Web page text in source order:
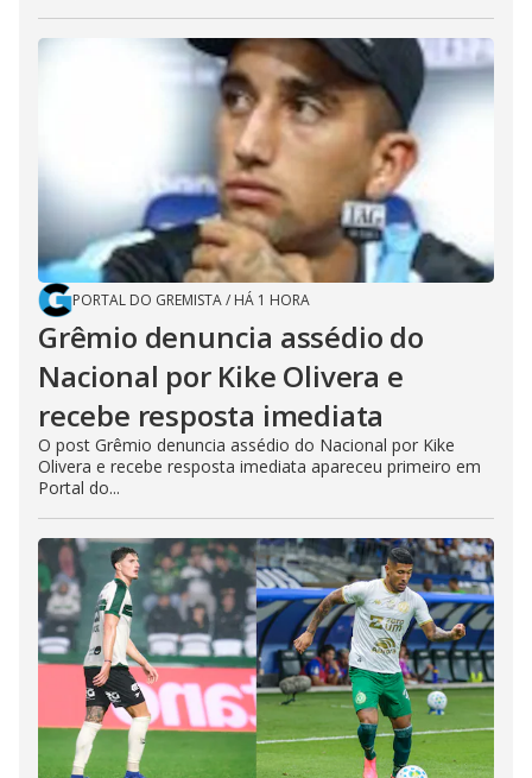
PORTAL DO GREMISTA/ HÁ 1 HORA
Grêmio denuncia assédio do
Nacional por Kike Olivera e
recebe resposta imediata
O post Grêmio denuncia assédio do Nacional por Kike
Olivera e recebe resposta imediata apareceu primeiro em
Portal do...